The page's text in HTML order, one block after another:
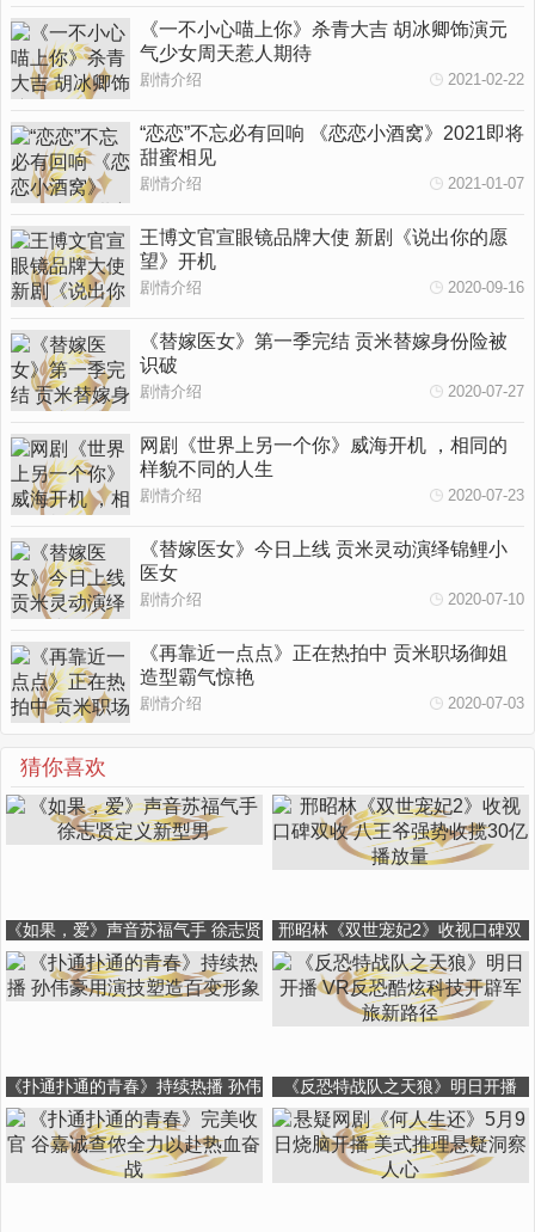
《一不小心喵上你》杀青大吉 胡冰卿饰演元
气少女周天惹人期待
剧情介绍 2021-02-22
“恋恋”不忘必有回响 《恋恋小酒窝》2021即将
甜蜜相见
剧情介绍 2021-01-07
王博文官宣眼镜品牌大使 新剧《说出你的愿
望》开机
剧情介绍 2020-09-16
《替嫁医女》第一季完结 贡米替嫁身份险被
识破
剧情介绍 2020-07-27
网剧《世界上另一个你》威海开机 ，相同的
样貌不同的人生
剧情介绍 2020-07-23
《替嫁医女》今日上线 贡米灵动演绎锦鲤小
医女
剧情介绍 2020-07-10
《再靠近一点点》正在热拍中 贡米职场御姐
造型霸气惊艳
剧情介绍 2020-07-03
猜你喜欢
《如果，爱》声音苏福气手 徐志贤
定义新型男
邢昭林《双世宠妃2》收视口碑双
收 八王爷强势收揽30亿播放量
《扑通扑通的青春》持续热播 孙伟
豪用演技塑造百变形象
《反恐特战队之天狼》明日开播
VR反恐酷炫科技开辟军旅新路径